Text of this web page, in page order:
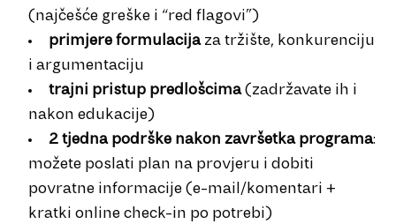
(najčešće greške i “red flagovi”)
primjere formulacijaza tržište, konkurenciju
i argumentaciju
trajni pristup predlošcima(zadržavate ih i
nakon edukacije)
2 tjedna podrške nakon završetka programa:
možete poslati plan na provjeru i dobiti
povratne informacije (e-mail/komentari +
kratki online check-in po potrebi)